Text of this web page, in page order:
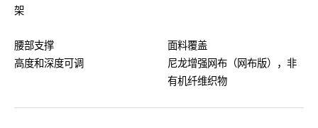
架
腰部支撑
高度和深度可调
面料覆盖
尼龙增强网布（网布版），非
有机纤维织物